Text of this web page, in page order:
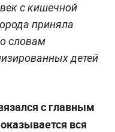
с кишечной
приняла
словам
детей
с главным
вся